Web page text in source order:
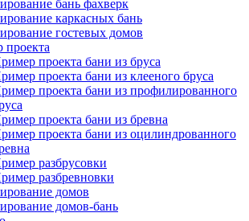
бань фахверк
каркасных бань
гостевых домов
проекта бани из бруса
проекта бани из клееного бруса
проекта бани из профилированного
проекта бани из бревна
проекта бани из оцилиндрованного
разбрусовки
разбревновки
домов
домов-бань